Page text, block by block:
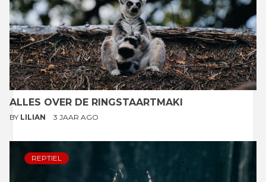
ALLES OVER DE RINGSTAARTMAKI
BY LILIAN 3 JAAR AGO
REPTIEL